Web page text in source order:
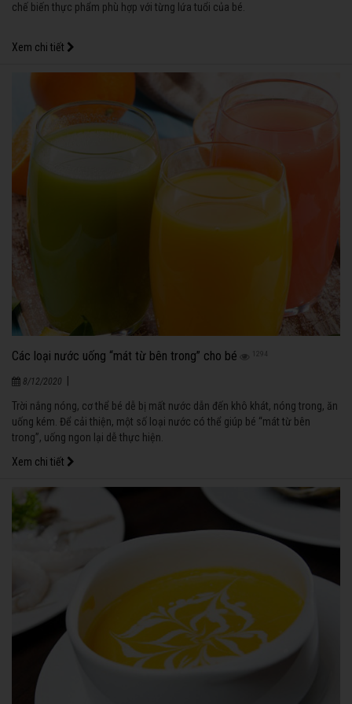
chế biến thực phẩm phù hợp với từng lứa tuổi của bé.
Xem chi tiết
Các loại nước uống “mát từ bên trong” cho bé 1294
8/12/2020
Trời nắng nóng, cơ thể bé dễ bị mất nước dẫn đến khô khát, nóng trong, ăn
uống kém. Để cải thiện, một số loại nước có thể giúp bé “mát từ bên
trong”, uống ngon lại dễ thực hiện.
Xem chi tiết